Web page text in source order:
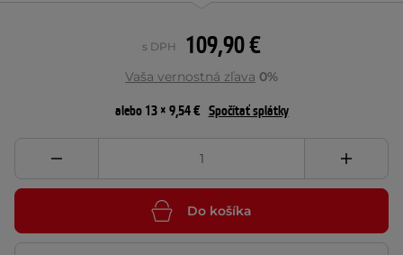
109,90 €
s DPH
Vaša vernostná zľava 0%
alebo 13 × 9,54 € Spočítať splátky
Do košíka